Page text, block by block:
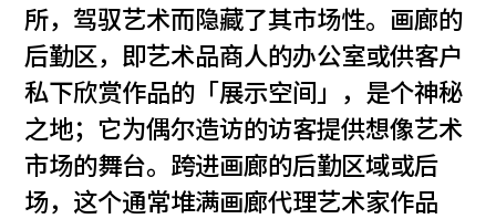
所，驾驭艺术而隐藏了其市场性。画廊的
后勤区，即艺术品商人的办公室或供客户
私下欣赏作品的「展示空间」，是个神秘
之地；它为偶尔造访的访客提供想像艺术
市场的舞台。跨进画廊的后勤区域或后
场，这个通常堆满画廊代理艺术家作品